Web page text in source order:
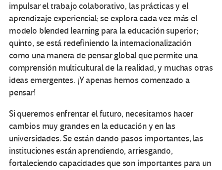
impulsar el trabajo colaborativo, las prácticas y el
aprendizaje experiencial; se explora cada vez más el
modelo blended learning para la educación superior;
quinto, se está redefiniendo la internacionalización
como una manera de pensar global que permite una
comprensión multicultural de la realidad, y muchas otras
ideas emergentes. ¡Y apenas hemos comenzado a
pensar!
Si queremos enfrentar el futuro, necesitamos hacer
cambios muy grandes en la educación y en las
universidades. Se están dando pasos importantes, las
instituciones están aprendiendo, arriesgando,
fortaleciendo capacidades que son importantes para un